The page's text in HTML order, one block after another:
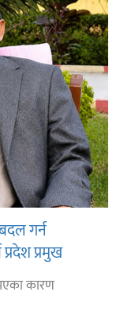
गर्न
प्रमुख
कारण